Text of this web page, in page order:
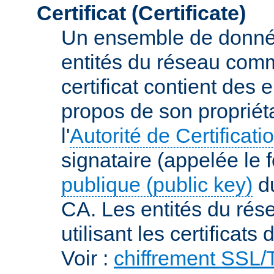
Certificat (Certificate)
Un ensemble de
entités du réseau
certificat contient des
propos de son
l'Autorité de
signataire (appelée le
publique (public key)
CA. Les entités du
utilisant les certificats
Voir : chiffrement SSL/